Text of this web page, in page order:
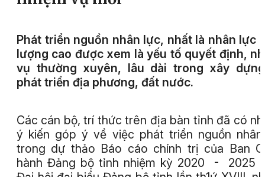
Phát triển nguồn nhân lực, nhất là nhân lực
lượng cao được xem là yếu tố quyết định,
vụ thường xuyên, lâu dài trong xây
phát triển địa phương, đất nước.
Các cán bộ, trí thức trên địa bàn tỉnh đã có
ý kiến góp ý về việc phát triển nguồn
trong dự thảo Báo cáo chính trị của Ban
hành Đảng bộ tỉnh nhiệm kỳ 2020 - 2025